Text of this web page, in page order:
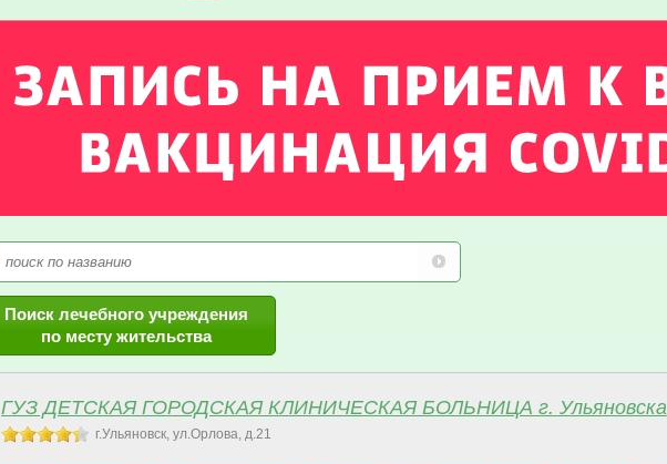
Поиск лечебного учреждения
по месту жительства
ГУЗ ДЕТСКАЯ ГОРОДСКАЯ КЛИНИЧЕСКАЯ БОЛЬНИЦА г. Ульяновска
г.Ульяновск, ул.Орлова, д.21